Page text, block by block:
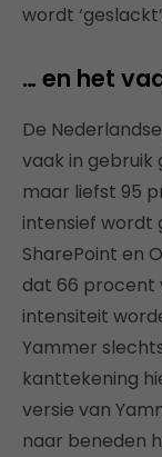
wordt
… en het
De
vaak in gebruik
maar liefst 95
intensief wordt
SharePoint en
dat 66 procent
intensiteit
Yammer
kanttekening
versie van
naar beneden